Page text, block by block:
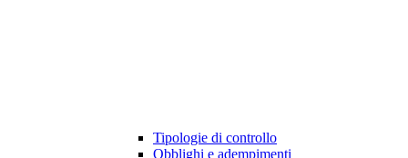
Tipologie di controllo
Obblighi e adempimenti